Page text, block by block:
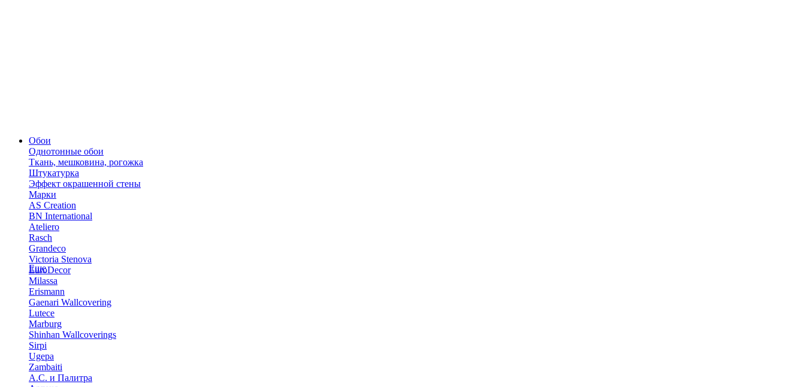
Обои
Однотонные обои
Ткань, мешковина, рогожка
Штукатурка
Эффект окрашенной стены
Марки
AS Creation
BN International
Ateliero
Rasch
Grandeco
Victoria Stenova
EuroDecor
Milassa
Erismann
Gaenari Wallcovering
Lutece
Marburg
Shinhan Wallcoverings
Sirpi
Ugepa
Zambaiti
А.С. и Палитра
Еще